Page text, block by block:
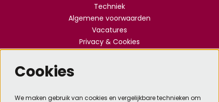
Techniek
Algemene voorwaarden
Vacatures
Privacy & Cookies
Meld je aan voor de nieuwsbrief
Cookies
We maken gebruik van cookies en vergelijkbare technieken om